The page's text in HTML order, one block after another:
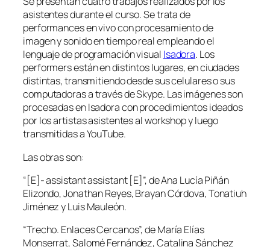
asistentes durante el curso. Se trata de
performances en vivo con procesamiento de
imagen y sonido en tiempo real empleando el
lenguaje de programación visual Isadora. Los
performers están en distintos lugares, en ciudades
distintas, transmitiendo desde sus celulares o sus
computadoras a través de Skype. Las imágenes son
procesadas en Isadora con procedimientos ideados
por los artistas asistentes al workshop y luego
transmitidas a YouTube.
Las obras son:
“[E]- assistant assistant [E]”, de Ana Lucía Piñán
Elizondo, Jonathan Reyes, Brayan Córdova, Tonatiuh
Jiménez y Luis Mauleón.
“Trecho. Enlaces Cercanos”, de María Elías
Monserrat, Salomé Fernández, Catalina Sánchez